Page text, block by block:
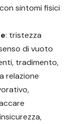
sintomi fisici
: tristezza
di vuoto
tradimento,
relazione